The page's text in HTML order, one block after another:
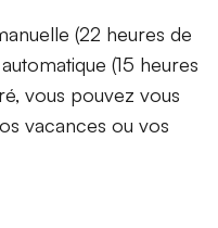
(22 heures de
(15 heures
vous pouvez vous
vacances ou vos